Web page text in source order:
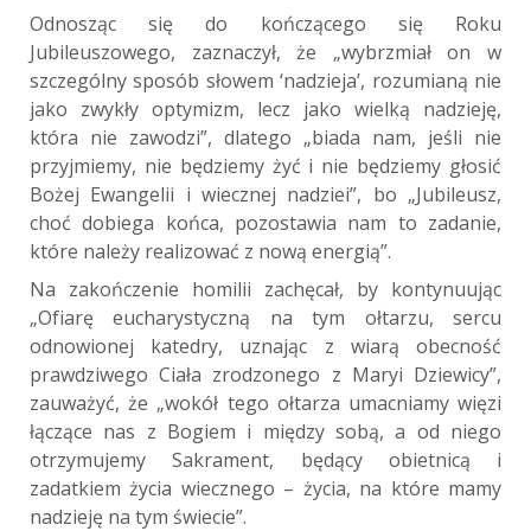
Odnosząc się do kończącego się Roku
Jubileuszowego, zaznaczył, że „wybrzmiał on w
szczególny sposób słowem ‘nadzieja’, rozumianą nie
jako zwykły optymizm, lecz jako wielką nadzieję,
która nie zawodzi”, dlatego „biada nam, jeśli nie
przyjmiemy, nie będziemy żyć i nie będziemy głosić
Bożej Ewangelii i wiecznej nadziei”, bo „Jubileusz,
choć dobiega końca, pozostawia nam to zadanie,
które należy realizować z nową energią”.
Na zakończenie homilii zachęcał, by kontynuując
„Ofiarę eucharystyczną na tym ołtarzu, sercu
odnowionej katedry, uznając z wiarą obecność
prawdziwego Ciała zrodzonego z Maryi Dziewicy”,
zauważyć, że „wokół tego ołtarza umacniamy więzi
łączące nas z Bogiem i między sobą, a od niego
otrzymujemy Sakrament, będący obietnicą i
zadatkiem życia wiecznego – życia, na które mamy
nadzieję na tym świecie”.